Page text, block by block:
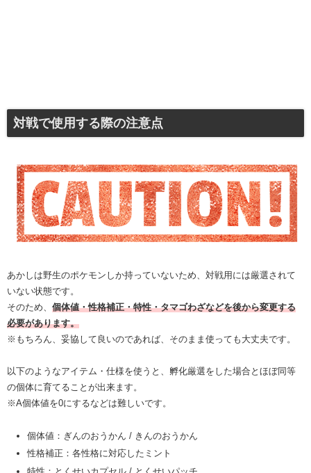
対戦で使用する際の注意点
あかしは野生のポケモンしか持っていないため、対戦用には厳選されて
いない状態です。
そのため、 個体値・性格補正・特性・タマゴわざなどを後から変更する
必要があります。
※もちろん、妥協して良いのであれば、そのまま使っても大丈夫です。
以下のようなアイテム・仕様を使うと、孵化厳選をした場合とほぼ同等
の個体に育てることが出来ます。
※A個体値を0にするなどは難しいです。
個体値：ぎんのおうかん / きんのおうかん
性格補正：各性格に対応したミント